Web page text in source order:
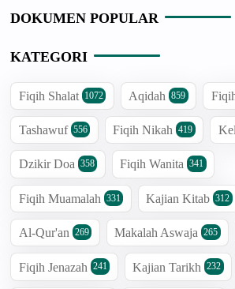
DOKUMEN POPULAR
KATEGORI
Fiqih Shalat 1072 Aqidah 859
Tashawuf 556 Fiqih Nikah 419
Dzikir Doa 358 Fiqih Wanita 341
Fiqih Muamalah 331 Kajian Kitab 312
Al-Qur'an 269 Makalah Aswaja 265
Fiqih Jenazah 241 Kajian Tarikh 232